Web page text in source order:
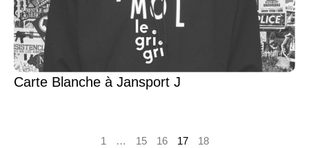
Carte Blanche à Jansport J
1 … 15 16 17 18